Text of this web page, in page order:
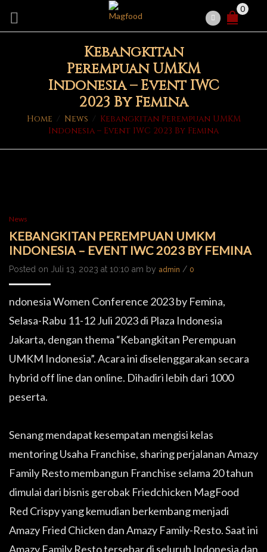
0
Kebangkitan
Perempuan UMKM
Indonesia – Event IWC
2023 By Femina
Home / News / Kebangkitan Perempuan UMKM
Indonesia – Event IWC 2023 By Femina
News
KEBANGKITAN PEREMPUAN UMKM
INDONESIA – EVENT IWC 2023 BY FEMINA
Posted on Juli 13, 2023 at 10:10 am by admin / 0
ndonesia Women Conference 2023 by Femina,
Selasa-Rabu 11-12 Juli 2023 di Plaza Indonesia
Jakarta, dengan thema “Kebangkitan Perempuan
UMKM Indonesia”. Acara ini diselenggarakan secara
hybrid off line dan online. Dihadiri lebih dari 1000
peserta.
Senang mendapat kesempatan mengisi kelas
mentoring Usaha Franchise, sharing perjalanan Amazy
Family Resto membangun Franchise selama 20 tahun
dimulai dari bisnis gerobak Friedchicken MagFood
Red Crispy yang kemudian berkembang menjadi
Amazy Fried Chicken dan Amazy Family-Resto. Saat ini
Amazy Family Resto tersebar di seluruh Indonesia dan